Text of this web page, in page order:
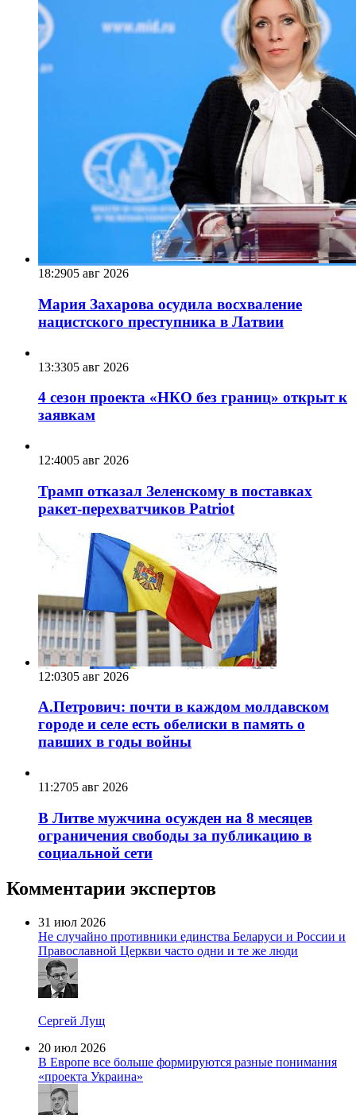
18:2905 авг 2026
Мария Захарова осудила восхваление
нацистского преступника в Латвии
13:3305 авг 2026
4 сезон проекта «НКО без границ» открыт к
заявкам
12:4005 авг 2026
Трамп отказал Зеленскому в поставках
ракет-перехватчиков Patriot
12:0305 авг 2026
А.Петрович: почти в каждом молдавском
городе и селе есть обелиски в память о
павших в годы войны
11:2705 авг 2026
В Литве мужчина осужден на 8 месяцев
ограничения свободы за публикацию в
социальной сети
Комментарии экспертов
31 июл 2026
Не случайно противники единства Беларуси и России и
Православной Церкви часто одни и те же люди
Сергей Лущ
20 июл 2026
В Европе все больше формируются разные понимания
«проекта Украина»